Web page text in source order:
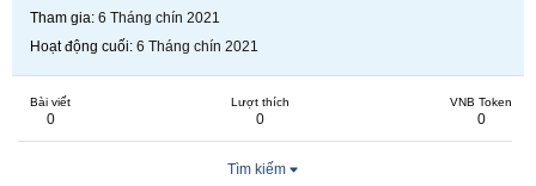
Tham gia 6 Tháng chín 2021
Hoạt động cuối 6 Tháng chín 2021
Bài viết
0
Lượt thích
0
VNB Token
0
Tìm kiếm